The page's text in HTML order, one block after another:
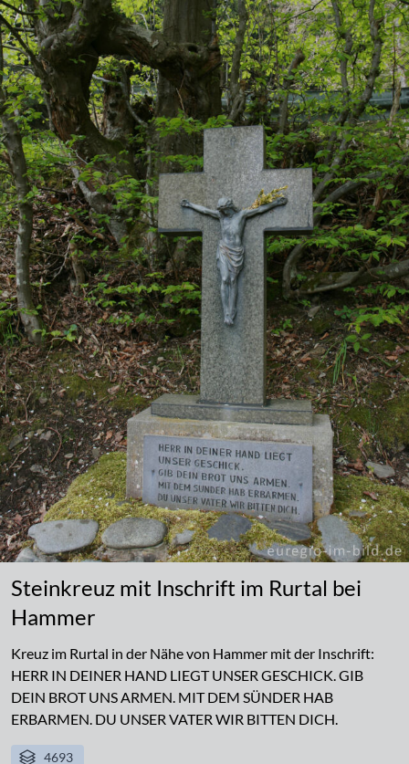
Steinkreuz mit Inschrift im Rurtal bei
Hammer
Kreuz im Rurtal in der Nähe von Hammer mit der Inschrift:
HERR IN DEINER HAND LIEGT UNSER GESCHICK. GIB
DEIN BROT UNS ARMEN. MIT DEM SÜNDER HAB
ERBARMEN. DU UNSER VATER WIR BITTEN DICH.
4693